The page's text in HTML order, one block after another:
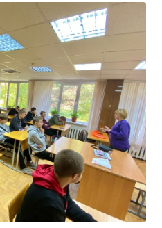
профилактике ДДТТ
комплекс
движение
площадка
ОРГАНИЗАЦИИ